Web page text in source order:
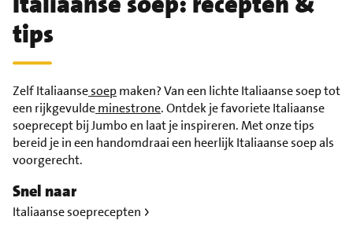
tips
Zelf Italiaansesoepmaken? Van een lichte Italiaanse soep tot
een rijkgevuldeminestrone. Ontdek je favoriete Italiaanse
soeprecept bij Jumbo en laat je inspireren. Met onze tips
bereid je in een handomdraai een heerlijk Italiaanse soep als
voorgerecht.
Snel naar
Italiaanse soeprecepten